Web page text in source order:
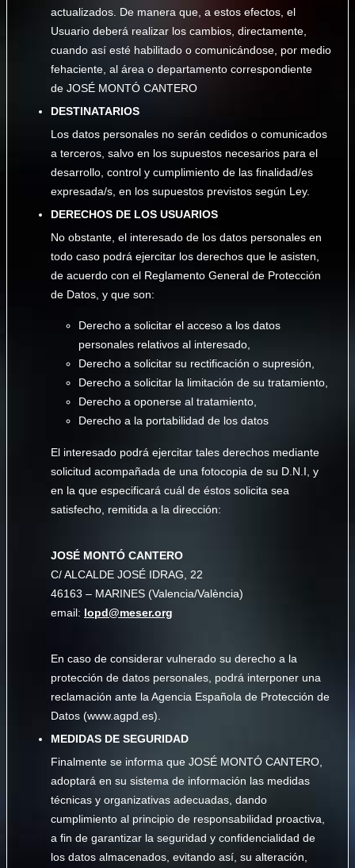
actualizados. De manera que, a estos efectos, el
Usuario deberá realizar los cambios, directamente,
cuando así esté habilitado o comunicándose, por medio
fehaciente, al área o departamento correspondiente
de JOSÉ MONTÓ CANTERO
DESTINATARIOS
Los datos personales no serán cedidos o comunicados
a terceros, salvo en los supuestos necesarios para el
desarrollo, control y cumplimiento de las finalidad/es
expresada/s, en los supuestos previstos según Ley.
DERECHOS DE LOS USUARIOS
No obstante, el interesado de los datos personales en
todo caso podrá ejercitar los derechos que le asisten,
de acuerdo con el Reglamento General de Protección
de Datos, y que son:
Derecho a solicitar el acceso a los datos
personales relativos al interesado,
Derecho a solicitar su rectificación o supresión,
Derecho a solicitar la limitación de su tratamiento,
Derecho a oponerse al tratamiento,
Derecho a la portabilidad de los datos
El interesado podrá ejercitar tales derechos mediante
solicitud acompañada de una fotocopia de su D.N.I, y
en la que especificará cuál de éstos solicita sea
satisfecho, remitida a la dirección:
JOSÉ MONTÓ CANTERO
C/ ALCALDE JOSÉ IDRAG, 22
46163 – MARINES (Valencia/València)
email: lopd@meser.org
En caso de considerar vulnerado su derecho a la
protección de datos personales, podrá interponer una
reclamación ante la Agencia Española de Protección de
Datos (www.agpd.es).
MEDIDAS DE SEGURIDAD
Finalmente se informa que JOSÉ MONTÓ CANTERO,
adoptará en su sistema de información las medidas
técnicas y organizativas adecuadas, dando
cumplimiento al principio de responsabilidad proactiva,
a fin de garantizar la seguridad y confidencialidad de
los datos almacenados, evitando así, su alteración,